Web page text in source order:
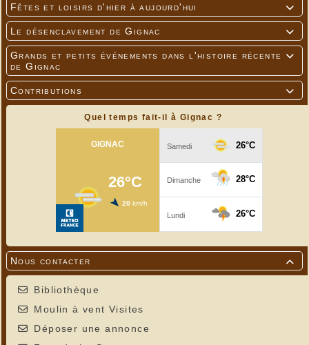

Fêtes et loisirs d'hier à aujourd'hui

Le désenclavement de Gignac

Grands et petits événements dans l'histoire récente
de Gignac

Contributions
Quel temps fait-il à Gignac ?

Nous contacter
Bibliothèque
Moulin à vent Visites
Déposer une annonce